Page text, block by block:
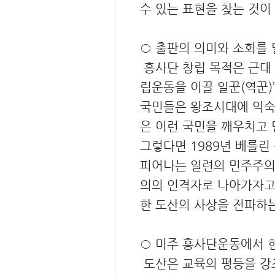
수 있는 표현을 찾는 것
○ 출판의 의미와 소회를
흥사단 창립 목적은 근대
립운동을 이끌 일꾼(역꾼
국민들은 왕조시대에 익
은 이런 국민을 깨우치고
그렇다면 1989년 베를린
피어나는 일련의 민주주
의의 인격자로 나아가자
한 도산의 사상을 전파하
○ 미주 흥사단운동에서
도산은 교육의 평등을